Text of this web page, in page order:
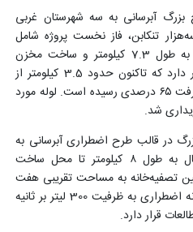
بزرگ آبرسانی به سه شهرستان غربی
تنکابن، فاز نخست پروژه شامل
سامانه آبگیری، اجرای خط انتقال به طول 7.3 کیلومتر و ساخت مخزن
۵هزار مترمکعبی در دستور کار قرار دارد که تاکنون حدود 3.5 کیلومتر از
خط لوله اجرا شده و پروژه به پیشرفت ۶۵ درصدی رسیده است. لوله مورد
شد.
در قالب طرح اضطراری آبرسانی به
تنکابن نیز شامل اجرای خط انتقال به طول ۸ کیلومتر تا محل ساخت
تصفیه‌خانه به مساحت تقریبی هفت
هکتار و اجرای یک واحد تصفیه‌خانه اضطراری به ظرفیت 300 لیتر بر ثانیه
قرار دارد.